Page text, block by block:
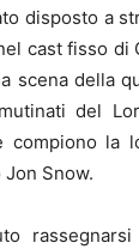
disposto a
cast fisso di
scena della
del
compiono la
Snow.
rassegnarsi